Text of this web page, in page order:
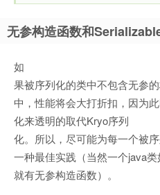
无参构造函数和
如
果被序列化的类中不包含无参
中，性能将会大打折扣，因为
化来透明的取代Kryo序列
化。所以，尽可能为每一个被
一种最佳实践（当然一个java
就有无参构造函数）。